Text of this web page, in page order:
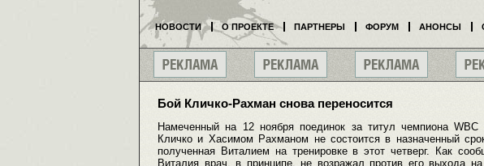
Бой Кличко-Рахман снова переносится
Намеченный на 12 ноября поединок за титул чемпиона
Кличко и Хасимом Рахманом не состоится в назначенный
полученная Виталием на тренировке в этот четверг. Как
Виталия врач, в принципе, не возражал против его выхода
НОВОСТИ О ПРОЕКТЕ ПАРТНЕРЫ ФОРУМ АНОНСЫ